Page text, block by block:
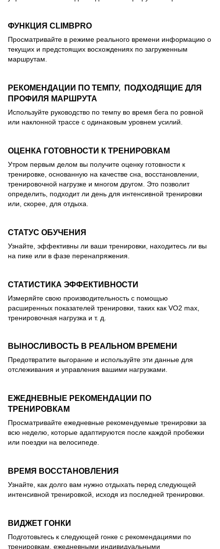
ФУНКЦИЯ CLIMBPRO
Просматривайте в режиме реального времени информацию о
текущих и предстоящих восхождениях по загруженным
маршрутам.
РЕКОМЕНДАЦИИ ПО ТЕМПУ, ПОДХОДЯЩИЕ ДЛЯ
ПРОФИЛЯ МАРШРУТА
Используйте руководство по темпу во время бега по ровной
или наклонной трассе с одинаковым уровнем усилий.
ОЦЕНКА ГОТОВНОСТИ К ТРЕНИРОВКАМ
Утром первым делом вы получите оценку готовности к
тренировке, основанную на качестве сна, восстановлении,
тренировочной нагрузке и многом другом. Это позволит
определить, подходит ли день для интенсивной тренировки
или, скорее, для отдыха.
СТАТУС ОБУЧЕНИЯ
Узнайте, эффективны ли ваши тренировки, находитесь ли вы
на пике или в фазе перенапряжения.
СТАТИСТИКА ЭФФЕКТИВНОСТИ
Измеряйте свою производительность с помощью
расширенных показателей тренировки, таких как VO2 max,
тренировочная нагрузка и т. д.
ВЫНОСЛИВОСТЬ В РЕАЛЬНОМ ВРЕМЕНИ
Предотвратите выгорание и используйте эти данные для
отслеживания и управления вашими нагрузками.
ЕЖЕДНЕВНЫЕ РЕКОМЕНДАЦИИ ПО
ТРЕНИРОВКАМ
Просматривайте ежедневные рекомендуемые тренировки за
всю неделю, которые адаптируются после каждой пробежки
или поездки на велосипеде.
ВРЕМЯ ВОССТАНОВЛЕНИЯ
Узнайте, как долго вам нужно отдыхать перед следующей
интенсивной тренировкой, исходя из последней тренировки.
ВИДЖЕТ ГОНКИ
Подготовьтесь к следующей гонке с рекомендациями по
тренировкам, ежедневными индивидуальными